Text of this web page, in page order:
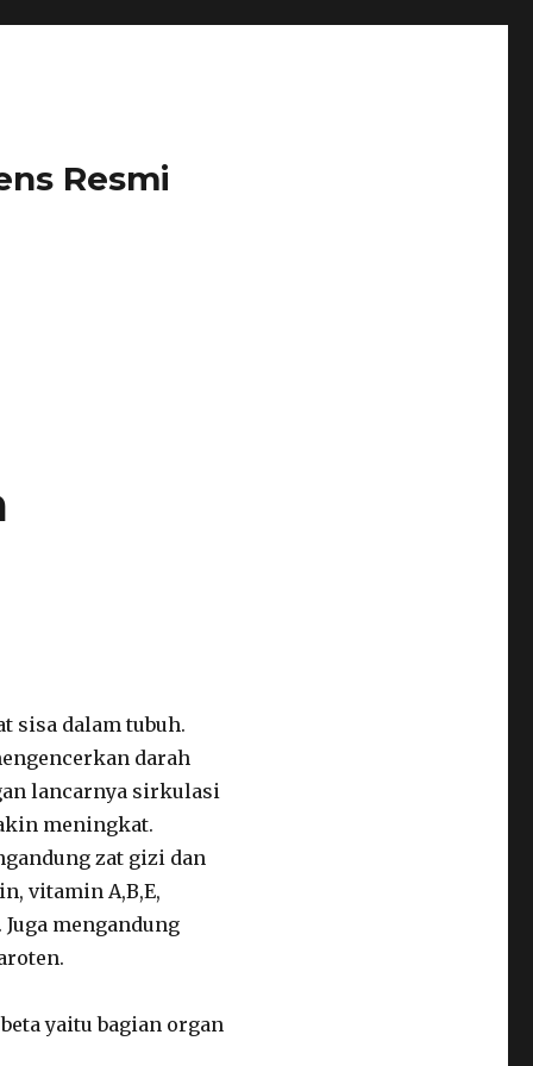
Resmi
sisa dalam tubuh.
darah
lancarnya sirkulasi
meningkat.
zat gizi dan
vitamin A,B,E,
mengandung
yaitu bagian organ